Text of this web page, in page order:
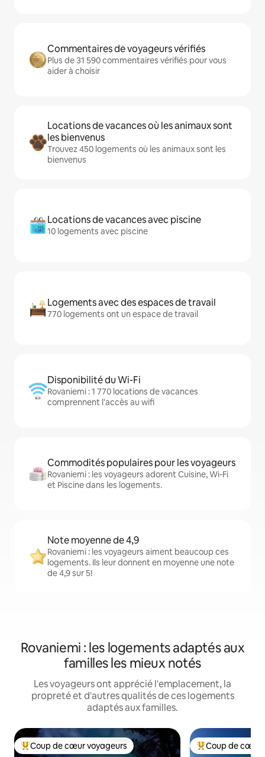
Commentaires de voyageurs vérifiés
Plus de 31 590 commentaires vérifiés pour vous
aider à choisir
Locations de vacances où les animaux sont
les bienvenus
Trouvez 450 logements où les animaux sont les
bienvenus
Locations de vacances avec piscine
10 logements avec piscine
Logements avec des espaces de travail
770 logements ont un espace de travail
Disponibilité du Wi-Fi
Rovaniemi : 1 770 locations de vacances
comprennent l'accès au wifi
Commodités populaires pour les voyageurs
Rovaniemi : les voyageurs adorent Cuisine, Wi-Fi
et Piscine dans les logements.
Note moyenne de 4,9
Rovaniemi : les voyageurs aiment beaucoup ces
logements. Ils leur donnent en moyenne une note
de 4,9 sur 5!
Rovaniemi : les logements adaptés aux
familles les mieux notés
Les voyageurs ont apprécié l'emplacement, la
propreté et d'autres qualités de ces logements
adaptés aux familles.
Coup de cœur voyageurs parmi les plus aimés
Coup de cœur voyageurs Coup de cœur
Coup de cœur